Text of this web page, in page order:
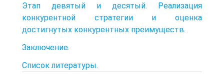
Этап девятый и десятый. Реализация
конкурентной стратегии и оценка
достигнутых конкурентных преимуществ.
Заключение.
Список литературы.